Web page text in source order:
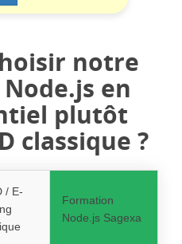
notre
en
plutôt
classique ?
/ E-
Formation
Node.js Sagexa